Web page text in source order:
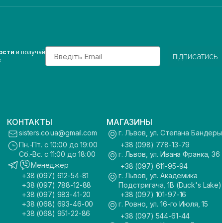
и получайEmail
підписатись
КОНТАКТЫ
sisters.co.ua@gmail.com
Пн.-Пт. с 10:00 до 19:00
Сб.-Вс. с 11:00 до 18:00
Менеджер
+38 (097) 612-54-81
+38 (097) 788-12-88
+38 (097) 983-41-20
+38 (068) 693-46-00
+38 (068) 951-22-86
МАГАЗИНЫ
г. Львов, ул. Степана
+38 (098) 778-13-79
г. Львов, ул. Ивана Франка, 36
+38 (097) 611-95-94
г. Львов, ул. Академика
Подстригача, 1В (Duck's Lake)
+38 (097) 101-97-16
г. Ровно, ул. 16-го Июля, 15
+38 (097) 544-61-44